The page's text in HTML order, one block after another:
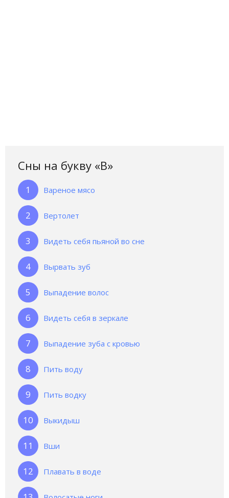
Сны на букву «В‎»‎
Вареное мясо
Вертолет
Видеть себя пьяной во сне
Вырвать зуб
Выпадение волос
Видеть себя в зеркале
Выпадение зуба с кровью
Пить воду
Пить водку
Выкидыш
Вши
Плавать в воде